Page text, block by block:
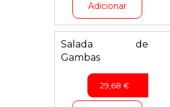
Adicionar
Salada de
Gambas
29,68 €